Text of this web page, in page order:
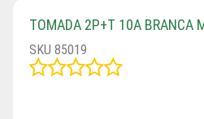
TOMADA 2P+T 10A BRANCA
SKU 85019